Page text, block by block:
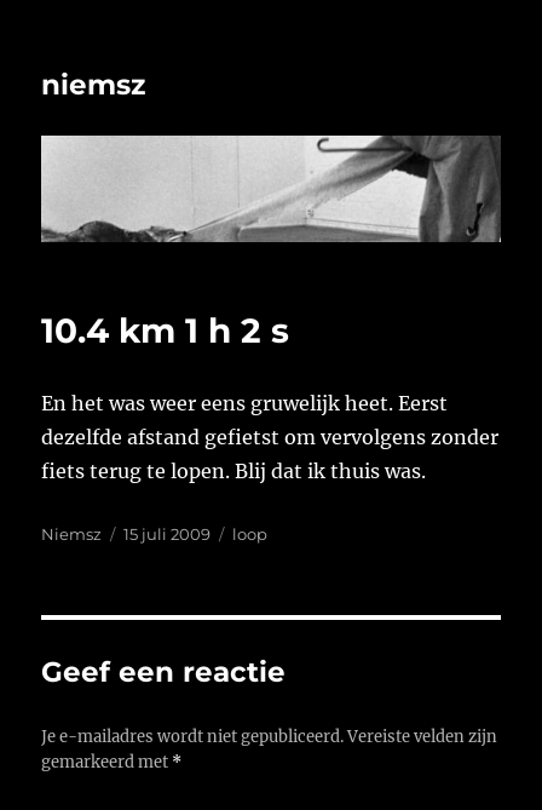
niemsz
10.4 km 1 h 2 s
En het was weer eens gruwelijk heet. Eerst
dezelfde afstand gefietst om vervolgens zonder
fiets terug te lopen. Blij dat ik thuis was.
Auteur
Niemsz
Geplaatst
15 juli 2009 Tags
loop
Geef een reactie
Je e-mailadres wordt niet gepubliceerd. Vereiste velden zijn
gemarkeerd met *